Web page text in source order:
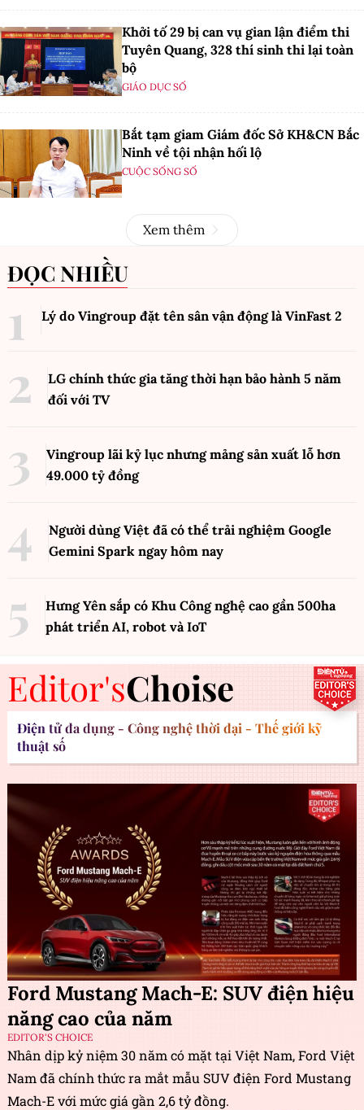
Khởi tố 29 bị can vụ gian lận điểm thi
Tuyên Quang, 328 thí sinh thi lại toàn
bộ
GIÁO DỤC SỐ
Bắt tạm giam Giám đốc Sở KH&CN Bắc
Ninh về tội nhận hối lộ
CUỘC SỐNG SỐ
Xem thêm
ĐỌC NHIỀU
Lý do Vingroup đặt tên sân vận động là VinFast 2
LG chính thức gia tăng thời hạn bảo hành 5 năm
đối với TV
Vingroup lãi kỷ lục nhưng mảng sản xuất lỗ hơn
49.000 tỷ đồng
Người dùng Việt đã có thể trải nghiệm Google
Gemini Spark ngay hôm nay
Hưng Yên sắp có Khu Công nghệ cao gần 500ha
phát triển AI, robot và IoT
Editor'sChoise
Điện tử đa dụng - Công nghệ thời đại - Thế giới kỹ
thuật số
Ford Mustang Mach-E: SUV điện hiệu
năng cao của năm
EDITOR'S CHOICE
Nhân dịp kỷ niệm 30 năm có mặt tại Việt Nam, Ford Việt
Nam đã chính thức ra mắt mẫu SUV điện Ford Mustang
Mach-E với mức giá gần 2,6 tỷ đồng.